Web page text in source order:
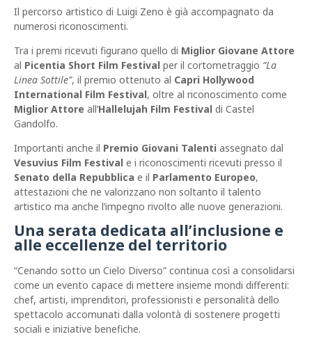
Il percorso artistico di Luigi Zeno è già accompagnato da
numerosi riconoscimenti.
Tra i premi ricevuti figurano quello di Miglior Giovane Attore
al Picentia Short Film Festival per il cortometraggio “La
Linea Sottile”, il premio ottenuto al Capri Hollywood
International Film Festival, oltre al riconoscimento come
Miglior Attore all’Hallelujah Film Festival di Castel
Gandolfo.
Importanti anche il Premio Giovani Talenti assegnato dal
Vesuvius Film Festival e i riconoscimenti ricevuti presso il
Senato della Repubblica e il Parlamento Europeo,
attestazioni che ne valorizzano non soltanto il talento
artistico ma anche l’impegno rivolto alle nuove generazioni.
Una serata dedicata all’inclusione e
alle eccellenze del territorio
“Cenando sotto un Cielo Diverso” continua così a consolidarsi
come un evento capace di mettere insieme mondi differenti:
chef, artisti, imprenditori, professionisti e personalità dello
spettacolo accomunati dalla volontà di sostenere progetti
sociali e iniziative benefiche.